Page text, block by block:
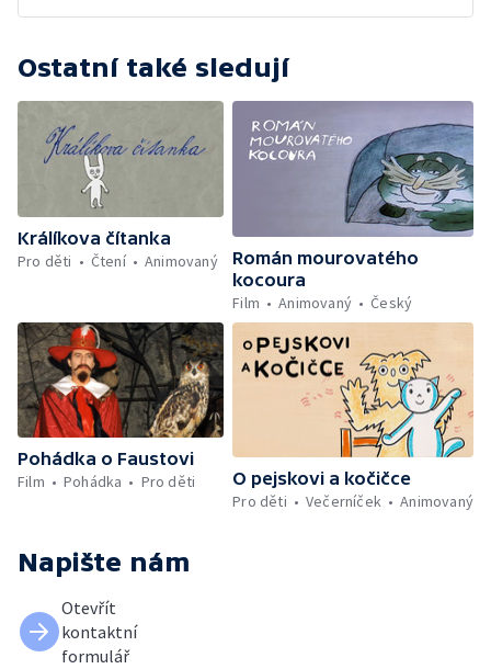
Ostatní také sledují
Králíkova čítanka
Pro děti
Čtení Animovaný
Román mourovatého
kocoura
Film
Animovaný Český
Pohádka o Faustovi
Film
Pohádka Pro děti
O pejskovi a kočičce
Pro děti
Večerníček Animovaný
Napište nám
Otevřít
kontaktní
formulář